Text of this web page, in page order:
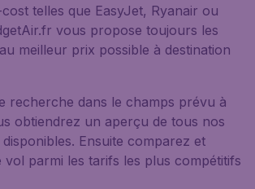
telles que EasyJet, Ryanair ou
vous propose toujours les
meilleur prix possible à destination
recherche dans le champs prévu à
obtiendrez un aperçu de tous nos
disponibles. Ensuite comparez et
vol parmi les tarifs les plus compétitifs